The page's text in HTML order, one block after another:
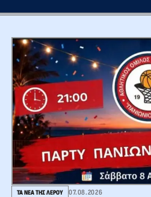
ΤΑ ΝΕΑ ΤΗΣ ΛΕΡΟΥ 07.08.2026